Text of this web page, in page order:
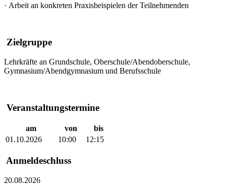
· Arbeit an konkreten Praxisbeispielen der Teilnehmenden
Zielgruppe
Lehrkräfte an Grundschule, Oberschule/Abendoberschule,
Gymnasium/Abendgymnasium und Berufsschule
Veranstaltungstermine
am von
bis
01.10.2026
10:00 12:15
Anmeldeschluss
20.08.2026